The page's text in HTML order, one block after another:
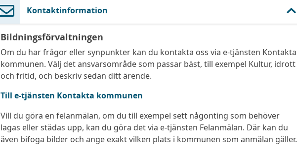
Kontaktinformation
Bildningsförvaltningen
Om du har frågor eller synpunkter kan du kontakta oss via e-tjänsten Kontakta
kommunen. Välj det ansvarsområde som passar bäst, till exempel Kultur, idrott
och fritid, och beskriv sedan ditt ärende.
Till e-tjänsten Kontakta kommunen
Vill du göra en felanmälan, om du till exempel sett någonting som behöver
lagas eller städas upp, kan du göra det via e-tjänsten Felanmälan. Där kan du
även bifoga bilder och ange exakt vilken plats i kommunen som anmälan gäller.